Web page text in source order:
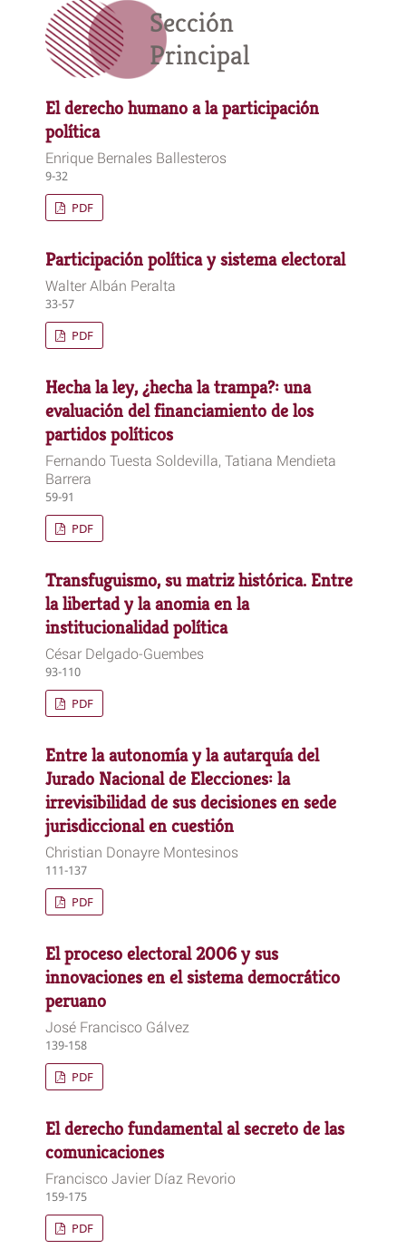
Sección
Principal
El derecho humano a la participación
política
Enrique Bernales Ballesteros
9-32
PDF
Participación política y sistema electoral
Walter Albán Peralta
33-57
PDF
Hecha la ley, ¿hecha la trampa?: una
evaluación del financiamiento de los
partidos políticos
Fernando Tuesta Soldevilla, Tatiana Mendieta
Barrera
59-91
PDF
Transfuguismo, su matriz histórica. Entre
la libertad y la anomia en la
institucionalidad política
César Delgado-Guembes
93-110
PDF
Entre la autonomía y la autarquía del
Jurado Nacional de Elecciones: la
irrevisibilidad de sus decisiones en sede
jurisdiccional en cuestión
Christian Donayre Montesinos
111-137
PDF
El proceso electoral 2006 y sus
innovaciones en el sistema democrático
peruano
José Francisco Gálvez
139-158
PDF
El derecho fundamental al secreto de las
comunicaciones
Francisco Javier Díaz Revorio
159-175
PDF